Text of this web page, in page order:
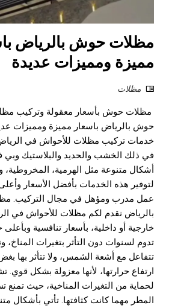
مظلات حوش بالرياض
مميزة ومميزات عديدة
مظلات
مظلات حوش بأسعار معقولة وتركيب
حوش بالرياض باسعار مميزة ومميزات
خدمات تركيب مظلات للأحواش في الرياض
في ذلك الخشب والحديد والبلاستيك وبي
أشكال متنوعة مثل الهرمية،
لتوفير هذه الخدمات بأفضل الأسعار
عمل مدرب ومؤهل في مجال التركيب.
بالرياض نقدم لكم مظلات للأحواش في
خارجية أو داخلية، بأسعار تنافسية
تدوم لسنوات دون التأثر بتغيرات المناخ،
تتفاعل مع أشعة الشمس، ولا تتأثر بها
ارتفاع حرارتها، لأنها معزولة بشكل قوي.
لحماية من التغيرات المناخية، حيث
المطر مهما كانت كثافتها. تأتي بأشكال